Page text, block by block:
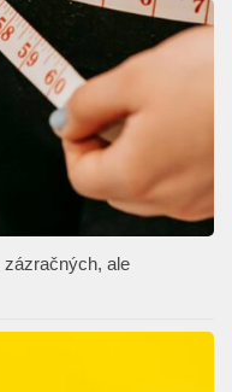
ale